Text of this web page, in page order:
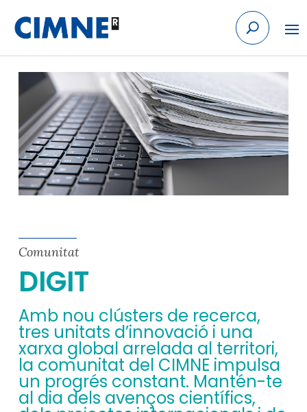
content
Comunitat
DIGIT
Amb nou clústers de recerca,
tres unitats d’innovació i una
xarxa global arrelada al territori,
la comunitat del CIMNE impulsa
un progrés constant. Mantén-te
al dia dels avenços científics,